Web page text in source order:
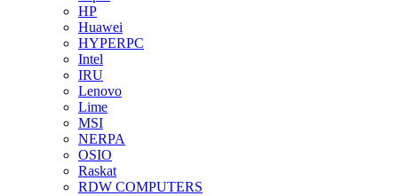
HP
Huawei
HYPERPC
Intel
IRU
Lenovo
Lime
MSI
NERPA
OSIO
Raskat
RDW COMPUTERS